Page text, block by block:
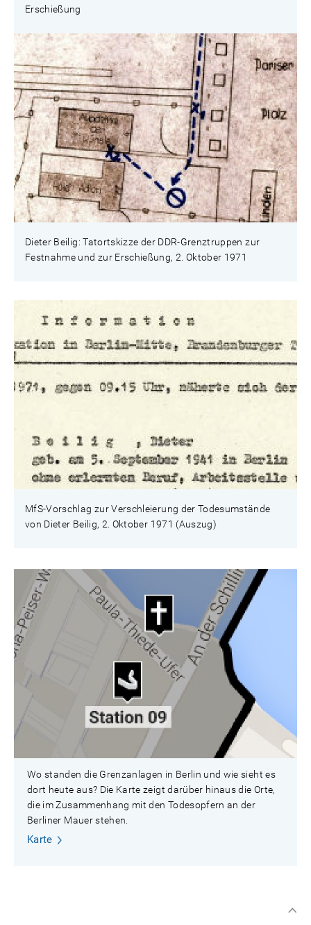
Erschießung
Dieter Beilig: Tatortskizze der DDR-Grenztruppen zur
Festnahme und zur Erschießung, 2. Oktober 1971
MfS-Vorschlag zur Verschleierung der Todesumstände
von Dieter Beilig, 2. Oktober 1971 (Auszug)
Wo standen die Grenzanlagen in Berlin und wie sieht es
dort heute aus? Die Karte zeigt darüber hinaus die Orte,
die im Zusammenhang mit den Todesopfern an der
Berliner Mauer stehen.
Karte